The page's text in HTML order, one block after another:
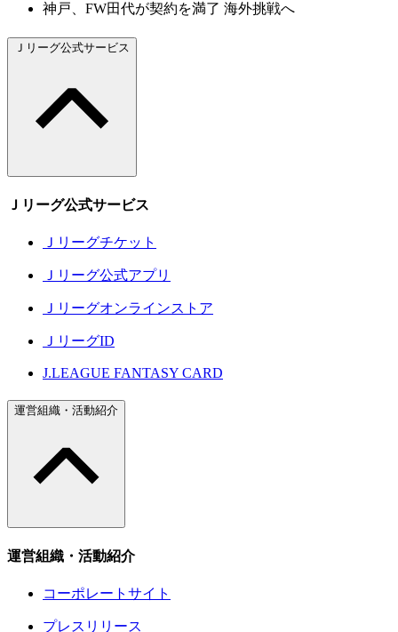
神戸、FW田代が契約を満了 海外挑戦へ
Ｊリーグ公式サービス
Ｊリーグ公式サービス
Ｊリーグチケット
Ｊリーグ公式アプリ
Ｊリーグオンラインストア
ＪリーグID
J.LEAGUE FANTASY CARD
運営組織・活動紹介
運営組織・活動紹介
コーポレートサイト
プレスリリース